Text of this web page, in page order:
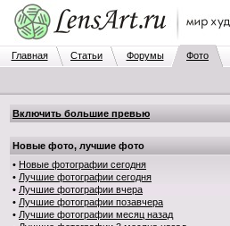
Главная Статьи Форумы Фото
Включить большие превью
Новые фото, лучшие фото
• Новые фотографии сегодня
• Лучшие фотографии сегодня
• Лучшие фотографии вчера
• Лучшие фотографии позавчера
• Лучшие фотографии месяц назад